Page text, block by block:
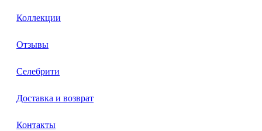
Коллекции
Отзывы
Селебрити
Доставка и возврат
Контакты